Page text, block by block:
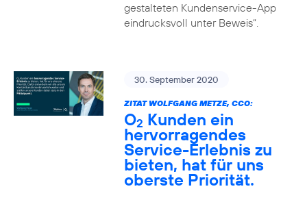
gestalteten Kundenservice-App
eindrucksvoll unter Beweis“.
30. September 2020
ZITAT WOLFGANG METZE, CCO:
O2 Kunden ein
hervorragendes
Service-Erlebnis zu
bieten, hat für uns
oberste Priorität.